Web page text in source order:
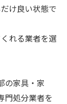
け良い状態で
れる業者を選
の家具・家
門処分業者を